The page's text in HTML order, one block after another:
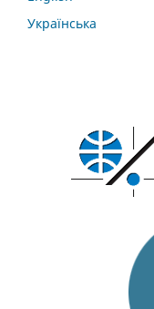
Українська